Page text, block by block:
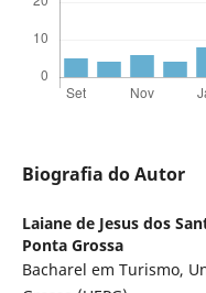
Biografia do Autor
Laiane de Jesus dos
Ponta Grossa
Bacharel em Turismo,